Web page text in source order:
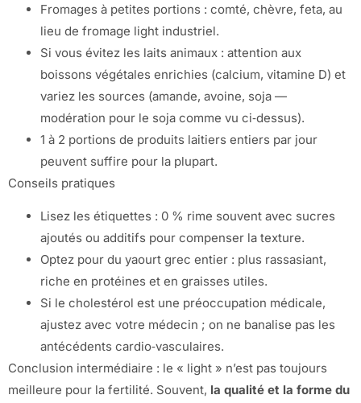
Fromages à petites portions : comté, chèvre, feta, au
lieu de fromage light industriel.
Si vous évitez les laits animaux : attention aux
boissons végétales enrichies (calcium, vitamine D) et
variez les sources (amande, avoine, soja —
modération pour le soja comme vu ci‑dessus).
1 à 2 portions de produits laitiers entiers par jour
peuvent suffire pour la plupart.
Conseils pratiques
Lisez les étiquettes : 0 % rime souvent avec sucres
ajoutés ou additifs pour compenser la texture.
Optez pour du yaourt grec entier : plus rassasiant,
riche en protéines et en graisses utiles.
Si le cholestérol est une préoccupation médicale,
ajustez avec votre médecin ; on ne banalise pas les
antécédents cardio‑vasculaires.
Conclusion intermédiaire : le « light » n’est pas toujours
meilleure pour la fertilité. Souvent, la qualité et la forme du